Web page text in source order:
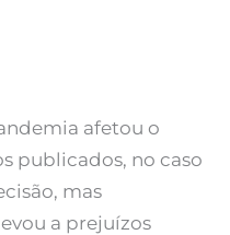
afetou o
publicados, no caso
mas
a prejuízos